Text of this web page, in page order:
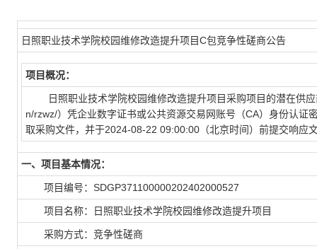
日照职业技术学院校园维修改造提升项目C包竞争性磋商公告
项目概况：
日照职业技术学院校园维修改造提升项目采购项目的潜在供应
n/rzwz/）凭企业数字证书或公共资源交易网账号（CA）身份认
取采购文件，并于2024-08-22 09:00:00（北京时间）前提交响应
一、项目基本情况：
项目编号：SDGP371100000202402000527
项目名称：日照职业技术学院校园维修改造提升项目
采购方式：竞争性磋商